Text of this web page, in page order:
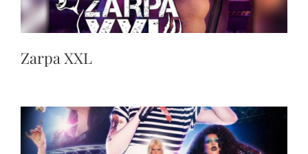
Zarpa XXL